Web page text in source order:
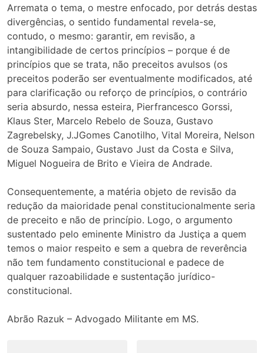
Arremata o tema, o mestre enfocado, por detrás destas
divergências, o sentido fundamental revela-se,
contudo, o mesmo: garantir, em revisão, a
intangibilidade de certos princípios – porque é de
princípios que se trata, não preceitos avulsos (os
preceitos poderão ser eventualmente modificados, até
para clarificação ou reforço de princípios, o contrário
seria absurdo, nessa esteira, Pierfrancesco Gorssi,
Klaus Ster, Marcelo Rebelo de Souza, Gustavo
Zagrebelsky, J.JGomes Canotilho, Vital Moreira, Nelson
de Souza Sampaio, Gustavo Just da Costa e Silva,
Miguel Nogueira de Brito e Vieira de Andrade.
Consequentemente, a matéria objeto de revisão da
redução da maioridade penal constitucionalmente seria
de preceito e não de princípio. Logo, o argumento
sustentado pelo eminente Ministro da Justiça a quem
temos o maior respeito e sem a quebra de reverência
não tem fundamento constitucional e padece de
qualquer razoabilidade e sustentação jurídico-
constitucional.
Abrão Razuk – Advogado Militante em MS.